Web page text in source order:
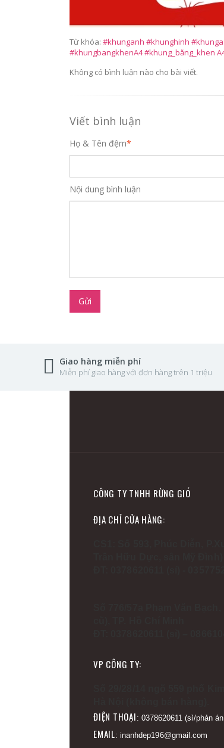
Từ khóa: #khunganh #khunghinh
#khungbangkhenA4 #khung_bằng_khen
Không có bình luận nào cho bài viết.
Viết bình luận
*
Họ & Tên đệm
Nội dung bình luận
Gửi
Giao hàng miễn phí
Miễn phí giao hàng với đơn hàng trên 1 triệu
CÔNG TY TNHH RỪNG GIÓ
ĐỊA CHỈ CỬA HÀNG:
VP CÔNG TY:
ĐIỆN THOẠI : 0378620611 (sỉ/phản
EMAIL: inanhdep196@gmail.com